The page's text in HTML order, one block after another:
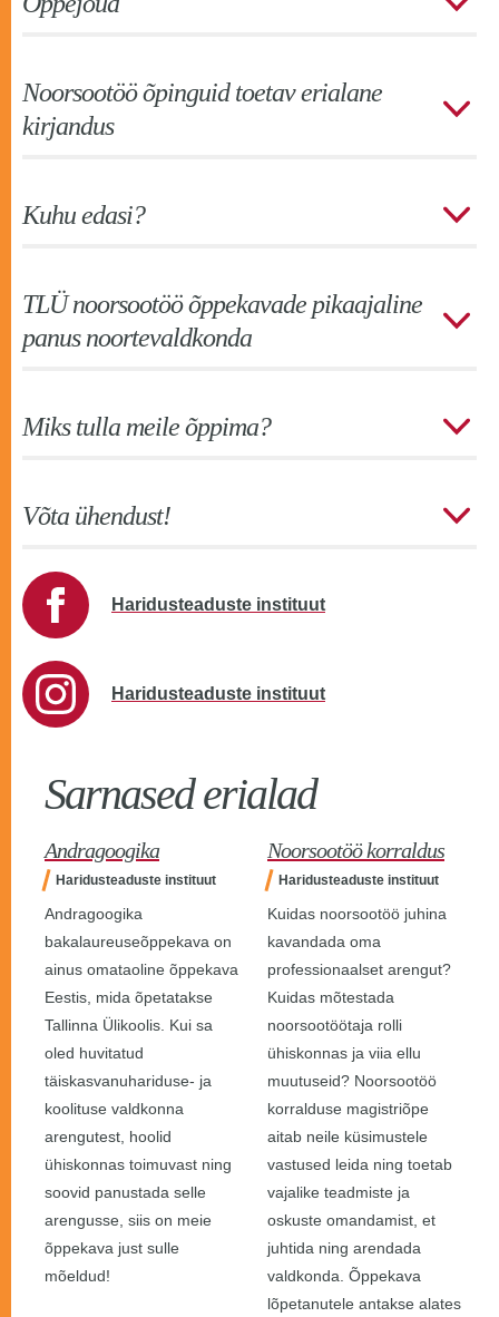
Noorsootöö õpinguid toetav erialane
kirjandus
Kuhu edasi?
TLÜ noorsootöö õppekavade pikaajaline
panus noortevaldkonda
Miks tulla meile õppima?
Võta ühendust!
Haridusteaduste instituut
Haridusteaduste instituut
Sarnased erialad
Andragoogika
Haridusteaduste instituut
Andragoogika
bakalaureuseõppekava on
ainus omataoline õppekava
Eestis, mida õpetatakse
Tallinna Ülikoolis. Kui sa
oled huvitatud
täiskasvanuhariduse- ja
koolituse valdkonna
arengutest, hoolid
ühiskonnas toimuvast ning
soovid panustada selle
arengusse, siis on meie
õppekava just sulle
mõeldud!
Noorsootöö korraldus
Haridusteaduste instituut
Kuidas noorsootöö juhina
kavandada oma
professionaalset arengut?
Kuidas mõtestada
noorsootöötaja rolli
ühiskonnas ja viia ellu
muutuseid? Noorsootöö
korralduse magistriõpe
aitab neile küsimustele
vastused leida ning toetab
vajalike teadmiste ja
oskuste omandamist, et
juhtida ning arendada
valdkonda. Õppekava
lõpetanutele antakse alates